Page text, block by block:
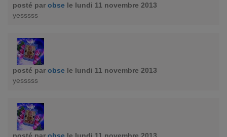
posté par obse le lundi 11 novembre 2013
yesssss
posté par obse le lundi 11 novembre 2013
yesssss